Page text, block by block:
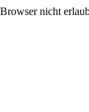
nicht